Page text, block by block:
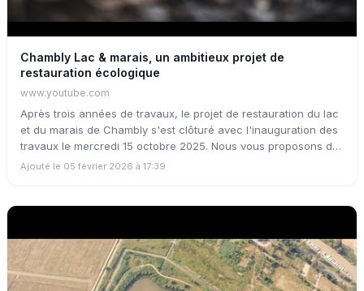
Chambly Lac & marais, un ambitieux projet de
restauration écologique
www.youtube.com
Après trois années de travaux, le projet de restauration du lac
et du marais de Chambly s'est clôturé avec l'inauguration des
travaux le mercredi 15 octobre 2025. Nous vous proposons de
(re)plonger dans les coulisses du projet à travers ce court-
Ajouté le 05 février 2026 à 17:39